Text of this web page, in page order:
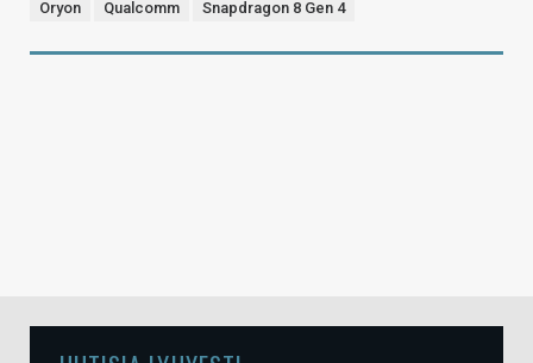
Oryon Qualcomm Snapdragon 8 Gen 4